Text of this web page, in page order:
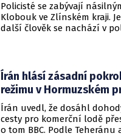
Policisté se zabývají
Klobouk ve Zlínském kraji.
další člověk se nachází v
Írán hlásí zásadní
režimu v Hormuzském
Írán uvedl, že dosáhl
cesty pro komerční lodě
o tom BBC. Podle